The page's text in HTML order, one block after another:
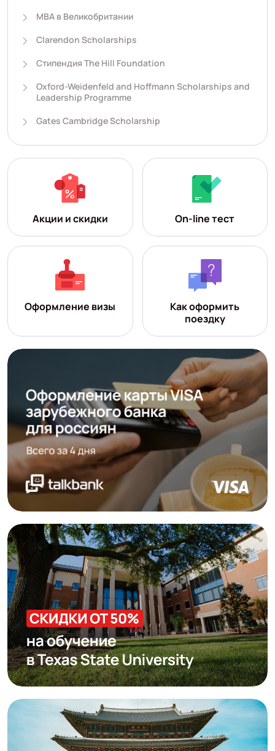
MBA в Великобритании
Clarendon Scholarships
Стипендия The Hill Foundation
Oxford-Weidenfeld and Hoffmann Scholarships and
Leadership Programme
Gates Cambridge Scholarship
Акции и скидки On-line тест
Оформление визы
Как оформить
поездку